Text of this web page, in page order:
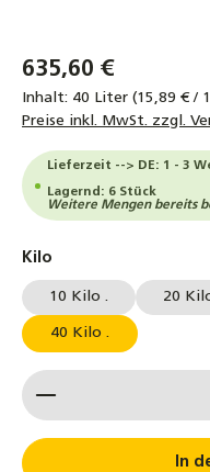
635,60 €
Inhalt: 40 Liter (15,89 € /
Preise inkl. MwSt. zzgl.
Lieferzeit --> DE: 1 - 3
Lagernd: 6 Stück
Weitere Mengen bereits
Kilo
10 Kilo .
40 Kilo .
Produkt Anzahl:
In